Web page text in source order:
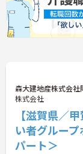
森大建地産株式会社
株式会社
【滋賀県／
い者グルー
パート＞